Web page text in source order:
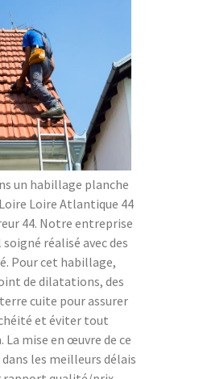
un habillage planche
Loire Atlantique 44
44. Notre entreprise
réalisé avec des
Pour cet habillage,
de dilatations, des
cuite pour assurer
et éviter tout
mise en œuvre de ce
les meilleurs délais